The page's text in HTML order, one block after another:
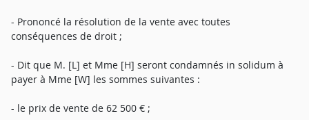
- Prononcé la résolution de la vente avec toutes
conséquences de droit ;
- Dit que M. [L] et Mme [H] seront condamnés in solidum à
payer à Mme [W] les sommes suivantes :
- le prix de vente de 62 500 € ;